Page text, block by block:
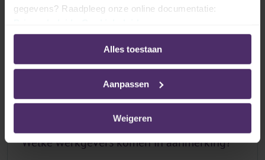
gegevens? Raadpleeg onze online documentatie:
Alles toestaan
Aanpassen
Weigeren
Welke werknemers komen in aanmerking?
Welke werkgevers komen in aanmerking?